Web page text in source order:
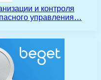
и контроля
управления…